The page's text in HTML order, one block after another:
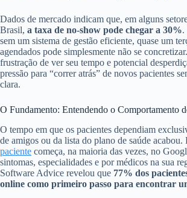
Dados de mercado indicam que, em alguns
Brasil, a taxa de no-show pode chegar a 30%.
sem um sistema de gestão eficiente, quase um
agendados pode simplesmente não se
frustração de ver seu tempo e potencial
pressão para “correr atrás” de novos pacientes
clara.
O Fundamento: Entendendo o Comportamento
O tempo em que os pacientes dependiam
de amigos ou da lista do plano de saúde acabou.
paciente começa, na maioria das vezes, no
sintomas, especialidades e por médicos na sua
Software Advice revelou que 77% dos
online como primeiro passo para encontrar